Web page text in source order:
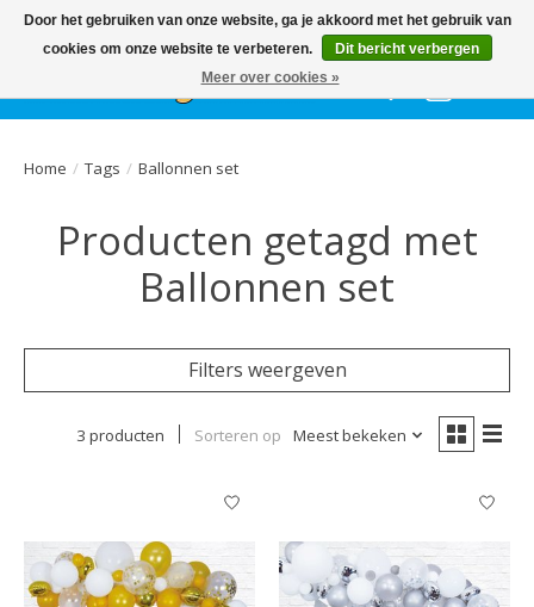
HetGEHELE jaar, grote collectie feestkleding & accessoires |
Ballonnen | Schmink | Bedrukking | Altijd gratis parkeren
Verlanglijst
Home / Tags / Ballonnen set
Producten getagd met
Ballonnen set
Filters weergeven
3 producten Sorteren op Meest bekeken
Door het gebruiken van onze website, ga je akkoord met het gebruik van
cookies om onze website te verbeteren.
Dit bericht verbergen
Meer over cookies »